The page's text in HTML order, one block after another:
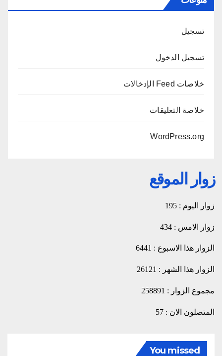
تسجيل
تسجيل الدخول
خلاصات Feed الإدخالات
خلاصة التعليقات
WordPress.org
زوار الموقع
زوار اليوم : 195
زوار الامس : 434
الزوار هذا الاسبوع : 6441
الزوار هذا الشهر : 26121
مجموع الزوار : 258891
المتصلون الان : 57
You missed